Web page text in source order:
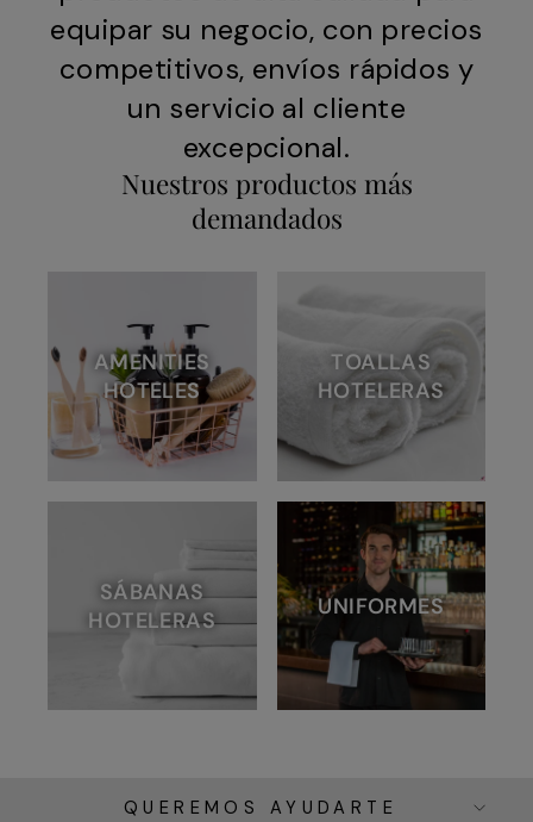
equipar su negocio, con precios
competitivos, envíos rápidos y
un servicio al cliente
excepcional.
Nuestros productos más
demandados
AMENITIES
HOTELES
TOALLAS
HOTELERAS
SÁBANAS
HOTELERAS
UNIFORMES
QUEREMOS AYUDARTE